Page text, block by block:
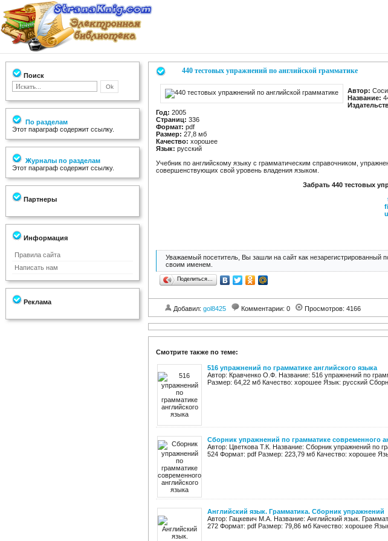
Поиск
По разделам
Этот параграф содержит ссылку.
Журналы по разделам
Этот параграф содержит ссылку.
Партнеры
Информация
Правила сайта
Написать нам
Реклама
440 тестовых упражнений по английской грамматике
Автор:
Название:
Год: 2005
Страниц: 336
Формат: pdf
Размер: 27,8 мб
Качество: хорошее
Язык: русский
Учебник по английскому языку с грамматическим справочником,
совершенствующих свой уровень владения языком.
Забрать 440 тестовых
Уважаемый посетитель, Вы зашли на сайт как незарегистрированный
своим именем.
Поделиться…
Добавил: gol8425 Комментарии: 0 Просмотров: 4166
Смотрите также по теме:
516 упражнений по грамматике английского языка
Автор: Кравченко О.Ф. Название: 516 упражнений по
Размер: 64,22 мб Качество: хорошее Язык: русский
Сборник упражнений по грамматике современного
Автор: Цветкова Т.К. Название: Сборник упражнений по
524 Формат: pdf Размер: 223,79 мб Качество: хорошее
Английский язык. Грамматика. Сборник упражнений
Автор: Гацкевич М.А. Название: Английский язык.
272 Формат: pdf Размер: 79,86 мб Качество: хорошее